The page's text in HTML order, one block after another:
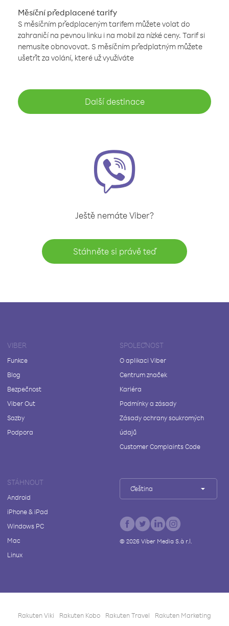
Měsíční předplacené tarify
S měsíčním předplaceným tarifem můžete volat do
zahraničí na pevnou linku i na mobil za nízké ceny. Tarif si
nemusíte obnovovat. S měsíčním předplatným můžete
ušetřit za volání, které už využíváte
Další destinace
Ještě nemáte Viber?
Stáhněte si právě teď
VIBER
Funkce
Blog
Bezpečnost
Viber Out
Sazby
Podpora
SPOLEČNOST
O aplikaci Viber
Centrum značek
Kariéra
Podmínky a zásady
Zásady ochrany soukromých
údajů
Customer Complaints Code
STÁHNOUT
Android
iPhone & iPad
Windows PC
Mac
Linux
Čeština
© 2026Viber Media S.à r.l.
Rakuten Viki Rakuten Kobo Rakuten Travel Rakuten Marketing